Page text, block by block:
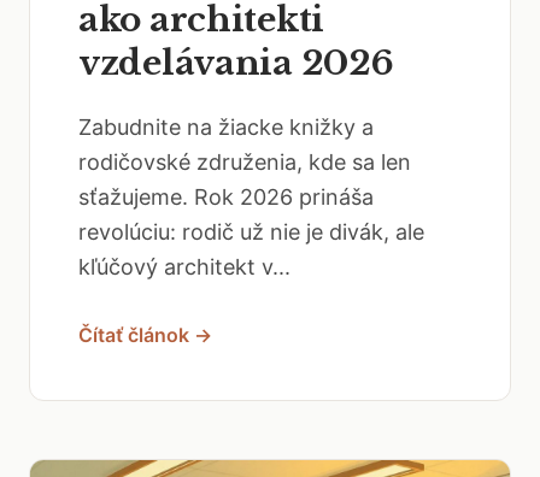
ako architekti
vzdelávania 2026
Zabudnite na žiacke knižky a
rodičovské združenia, kde sa len
sťažujeme. Rok 2026 prináša
revolúciu: rodič už nie je divák, ale
kľúčový architekt v...
Čítať článok →